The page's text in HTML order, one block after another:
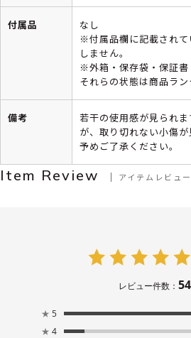
付属品
なし
※付属品欄に記載され
しません。
※外箱・保存袋・保証書
それらの状態は商品ラン
備考
若干の使用感が見られ
が、取り切れない小傷が
予めご了承ください。
Item Review アイテムレビュー
レビュー件数： 54
★ 5
★ 4